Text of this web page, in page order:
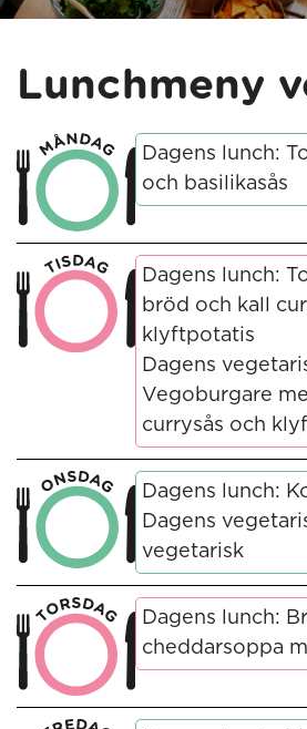
Lunchmeny
Dagens lunch:
och basilikasås
Dagens lunch:
bröd och kall
klyftpotatis
Dagens
Vegoburgare
currysås och
Dagens lunch:
Dagens
vegetarisk
Dagens lunch:
cheddarsoppa